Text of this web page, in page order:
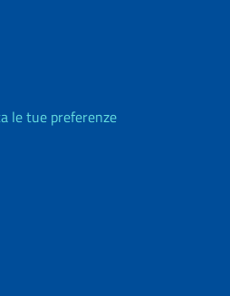
le tue preferenze